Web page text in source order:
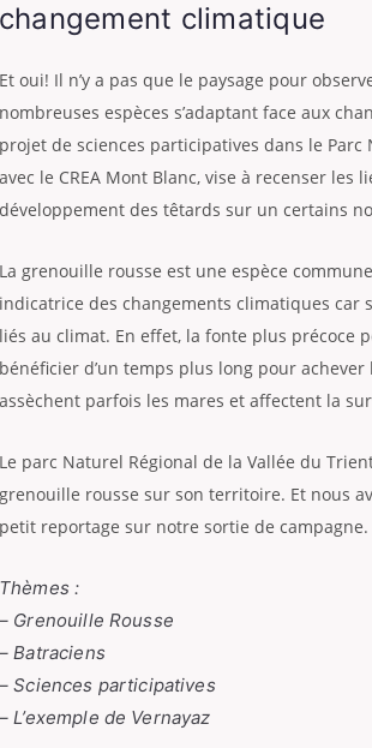
changement climatique
Et oui! Il n’y a pas que le paysage pour
nombreuses espèces s’adaptant face aux
projet de sciences participatives dans le
avec le CREA Mont Blanc, vise à recenser
développement des têtards sur un certains
La grenouille rousse est une espèce
indicatrice des changements climatiques car
liés au climat. En effet, la fonte plus précoce
bénéficier d’un temps plus long pour
assèchent parfois les mares et affectent la
Le parc Naturel Régional de la Vallée du
grenouille rousse sur son territoire. Et nous
petit reportage sur notre sortie de campagne.
Thèmes :
– Grenouille Rousse
– Batraciens
– Sciences participatives
– L’exemple de Vernayaz